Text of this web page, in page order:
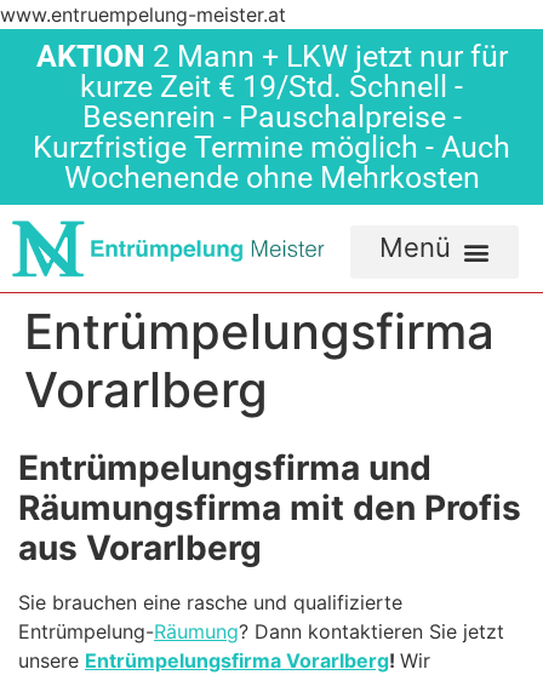
www.entruempelung-meister.at
AKTION 2 Mann + LKW jetzt nur für
kurze Zeit € 19/Std. Schnell -
Besenrein - Pauschalpreise -
Kurzfristige Termine möglich - Auch
Wochenende ohne Mehrkosten
Entrümpelungsfirma
Vorarlberg
Entrümpelungsfirma und
Räumungsfirma mit den Profis
aus Vorarlberg
Sie brauchen eine rasche und qualifizierte
Entrümpelung-Räumung? Dann kontaktieren Sie jetzt
unsere Entrümpelungsfirma Vorarlberg! Wir